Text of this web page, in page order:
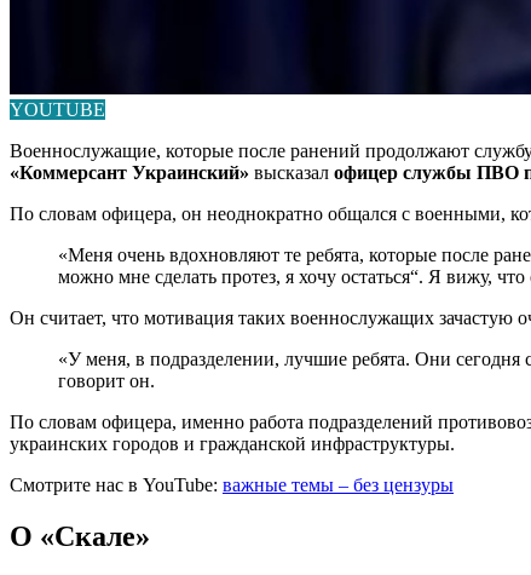
YOUTUBE
Военнослужащие, которые после ранений продолжают
«Коммерсант Украинский» высказал офицер службы ПВО
По словам офицера, он неоднократно общался с военными,
«Меня очень вдохновляют те ребята, которые после
можно мне сделать протез, я хочу остаться“. Я
Он считает, что мотивация таких военнослужащих зачастую
«У меня, в подразделении, лучшие ребята. Они
говорит он.
По словам офицера, именно работа подразделений
украинских городов и гражданской инфраструктуры.
Смотрите нас в YouTube: важные темы – без цензуры
О «Скале»